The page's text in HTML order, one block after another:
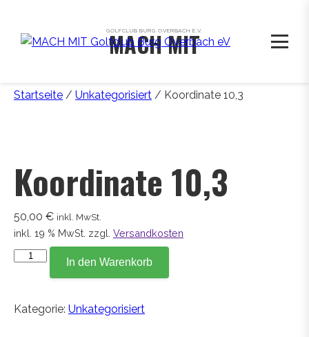
GOLFCLUB BURG OVERBACH E.V.
MACH MIT
Startseite / Unkategorisiert / Koordinate 10,3
Koordinate 10,3
50,00 € inkl. MwSt.
inkl. 19 % MwSt. zzgl. Versandkosten
Koordinate
In den Warenkorb
Kategorie: Unkategorisiert